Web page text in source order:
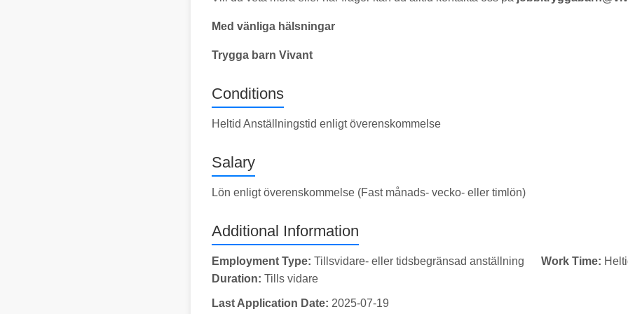
Med vänliga hälsningar
Trygga barn Vivant
Conditions
Heltid Anställningstid enligt överenskommelse
Salary
Lön enligt överenskommelse (Fast månads- vecko- eller timlön)
Additional Information
Employment Type: Tillsvidare- eller tidsbegränsad anställning Work Time:
Duration: Tills vidare
Last Application Date: 2025-07-19